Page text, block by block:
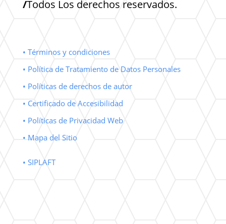
/Todos Los derechos reservados.
• Términos y condiciones
• Política de Tratamiento de Datos Personales
• Políticas de derechos de autor
• Certificado de Accesibilidad
• Políticas de Privacidad Web
• Mapa del Sitio
• SIPLAFT